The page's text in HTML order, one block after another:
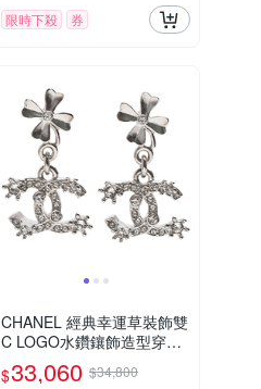
限時下殺 券
CHANEL 經典幸運草裝飾雙
C LOGO水鑽鑲飾造型穿式
耳環(銀色)
$33,060 $34,800